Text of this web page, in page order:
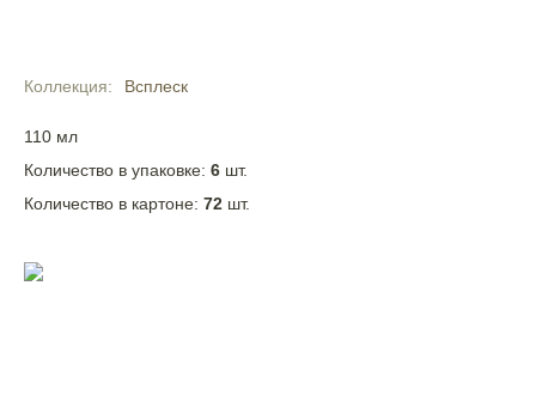
Коллекция Всплеск
110 мл
Количество в упаковке: 6 шт.
Количество в картоне: 72 шт.